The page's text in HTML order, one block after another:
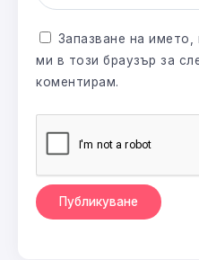
Запазване на
ми в този браузър за
коментирам.